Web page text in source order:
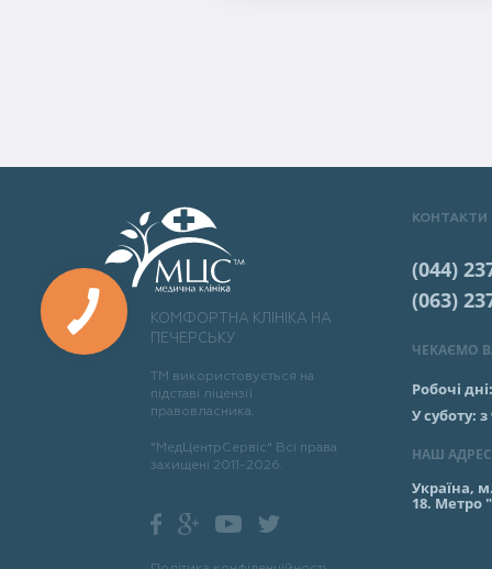
КОМФОРТНА КЛІНІКА НА
ПЕЧЕРСЬКУ
ТМ використовується на
підставі ліцензії
правовласника.
"МедЦентрСервіс" Всі права
захищені 2011-2026.
КОНТАКТИ
(044)
(063)
ЧЕКАЄМО
Робочі дні:
У суботу: з
НАШ
Україна,
18. Метро